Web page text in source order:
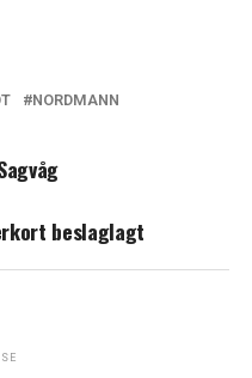
NORDMANN
beslaglagt